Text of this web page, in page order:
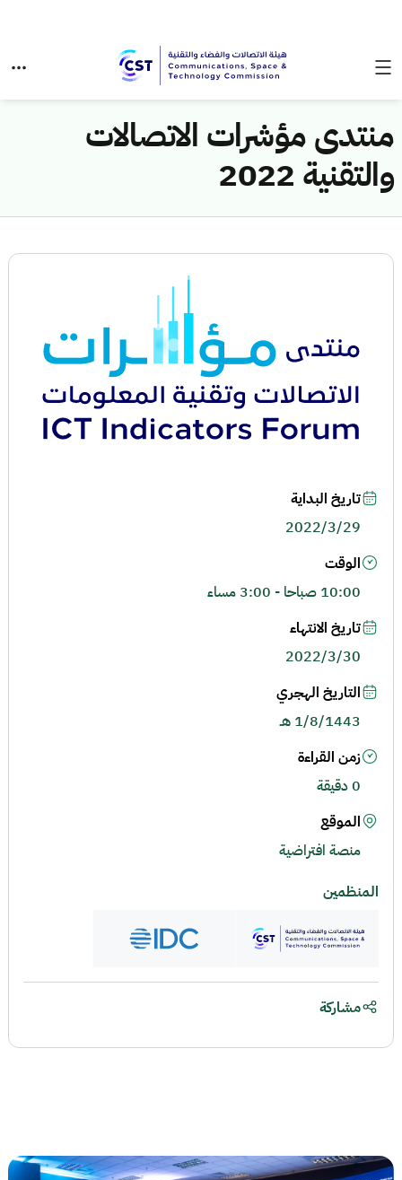
​​منتدى مؤشرات الاتصالات
والتقنية 2022
تاريخ البداية
2022/3/29
الوقت
10:00 صباحا - 3:00 مساء
تاريخ الانتهاء
2022/3/30
التاريخ الهجري
1/8/1443 هـ
زمن القراءة
0 دقيقة
الموقع
منصة افتراضية
المنظمين
مشاركة